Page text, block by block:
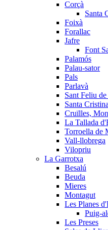
Corçà
Santa
Foixà
Forallac
Jafre
Font
Palamós
Palau-sator
Pals
Parlavà
Sant Feliu
Santa
Cruïlles,
La Tallada
Torroella de
Vall-llobrega
Vilopriu
La Garrotxa
Besalú
Beuda
Mieres
Montagut
Les Planes
Puig-
Les Preses